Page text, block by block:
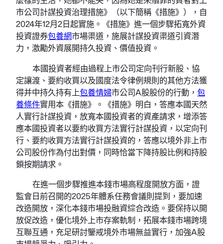
市公司計謀投資治理措施》（以下簡稱《措施》），自
2024年12月2日起實施。《措施》進一個步驟拓寬外資
投資證券包養網市場渠道，施展計謀投資渠道引資潛
力，激勵外資展開持久投資、價值投資。
本國投資者經由過程上市公司定向刊行新股、協
定讓渡、要約收買以及國度法令律例規則的其他方法獲
得并中持久持有上包養情婦市公司A股股份的行動， 包
養條件實用本《措施》。《措施》明白，答應本國天然
人實行計謀投資，放寬本國投資者的資產請求，增添答
應本國投資者以要約收買方法實行計謀投資，以定向刊
行、要約收買方法實行計謀投資的，答應以境外非上市
公司股份作為付出對價，同時恰當下降持股比例和持股
鎖按期請求。
在進一個步驟推進本錢市場高程度開放方面，證
監會日前召開的2025年體系任務會議則提到，要加速
改造開放，深化本錢市場投融資綜合改造。要保持以開
放促改造，優化境外上市存案軌制，拓展本錢市場跨境
互聯互通，充足研討鑒戒境外市場無益實行，加強A股